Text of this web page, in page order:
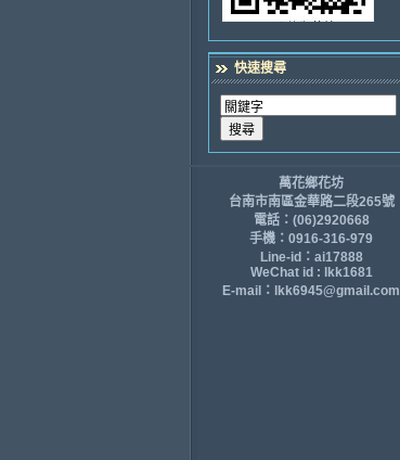
快速搜尋
萬花鄉花坊
台南市南區金華路二段265號
電話：(06)2920668
手機：0916-316-979
Line-id：ai17888
WeChat id : lkk1681
E-mail：lkk6945@gmail.com